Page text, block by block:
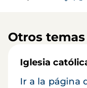
Otros
Iglesia
Ir a la página